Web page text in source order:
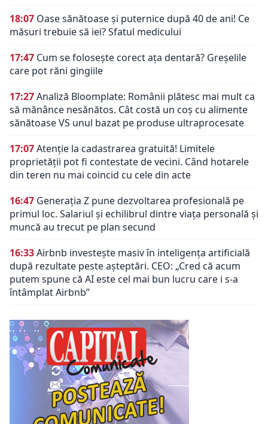
18:07 Oase sănătoase și puternice după 40 de ani! Ce
măsuri trebuie să iei? Sfatul medicului
17:47 Cum se folosește corect ața dentară? Greșelile
care pot răni gingiile
17:27Analiză Bloomplate: Românii plătesc mai mult ca
să mănânce nesănătos. Cât costă un coș cu alimente
sănătoase VS unul bazat pe produse ultraprocesate
17:07Atenție la cadastrarea gratuită! Limitele
proprietății pot fi contestate de vecini. Când hotarele
din teren nu mai coincid cu cele din acte
16:47 Generația Z pune dezvoltarea profesională pe
primul loc. Salariul și echilibrul dintre viața personală și
muncă au trecut pe plan secund
16:33Airbnb investește masiv în inteligența artificială
după rezultate peste așteptări. CEO: „Cred că acum
putem spune că AI este cel mai bun lucru care i s-a
întâmplat Airbnb”